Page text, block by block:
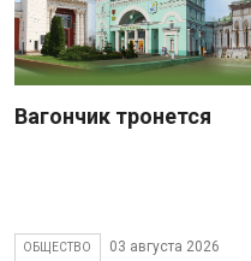
Вагончик тронется
ОБЩЕСТВО 03 августа 2026